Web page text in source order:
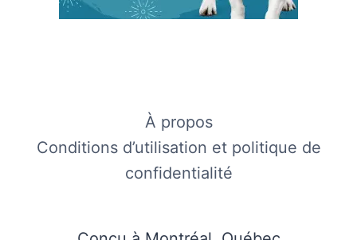
À propos
Conditions d’utilisation et politique de
confidentialité